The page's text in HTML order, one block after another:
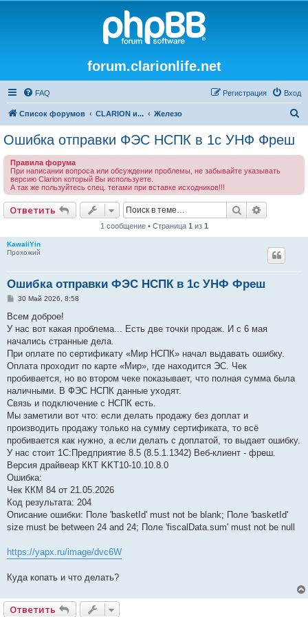
forum.clarionlife.net
FAQ Вход
Регистрация
Список форумов CLARION и... Железо
Ошибка отправки ФЭС НСПК в 1с УНФ Фреш
Правила форума
При написании вопроса или обсуждении проблемы, не забывайте указывать
версию Clarion который Вы используете.
А так же пользуйтесь спец. тегами при вставке исходников!!!
Ответить Поиск
1 сообщение • Страница 1 из 1
KawaiiYin
Прохожий
Ошибка отправки ФЭС НСПК в 1с УНФ Фреш
С
о
щ
е
и
е
30 Май 2026, 8:58
Всем доброе!
У нас вот какая проблема... Есть две точки продаж. И с 6 мая
начались странные дела.
При оплате по сертификату «Мир НСПК» начал выдавать ошибку.
Оплата проходит по карте «Мир», где находится ЭС. Чек
пробивается, но во втором чеке показывает, что полная сумма была
наличными. В ФЭС НСПК данные уходят.
Связь и подключение с НСПК есть.
Мы заметили вот что: если делать продажу без доплат и
производить продажу только на сумму сертификата, то всё
пробивается как нужно, а если делать с доплатой, то выдает ошибку.
У нас стоит 1С:Предприятие 8.5 (8.5.1.1342) Веб-клиент - фреш.
Версия драйвеар ККТ KKT10-10.10.8.0
Ошибка:
Чек ККМ 84 от 21.05.2026
Код результата: 204
Описание ошибки: Поле 'basketId' must not be blank; Поле 'basketId'
size must be between 24 and 24; Поле 'fiscalData.sum' must not be null
https://yapx.ru/image/dvc6W
Куда копать и что делать?
Ответить